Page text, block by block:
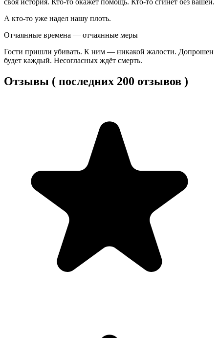
А кто-то уже надел нашу плоть.
Отчаянные времена — отчаянные меры
Гости пришли убивать. К ним — никакой жалости. Допрошен
будет каждый. Несогласных ждёт смерть.
Отзывы ( последних 200 отзывов )